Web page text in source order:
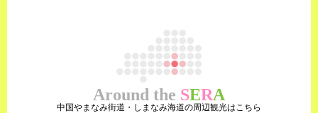
Around the SERA
中国やまなみ街道・しまなみ海道の周辺観光はこちら